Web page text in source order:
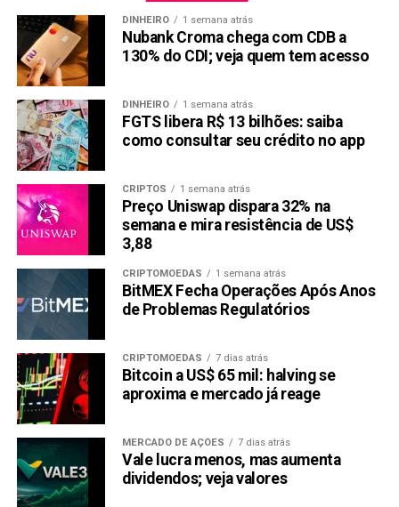
DINHEIRO 1 semana atrás
Nubank Croma chega com CDB a
130% do CDI; veja quem tem acesso
DINHEIRO 1 semana atrás
FGTS libera R$ 13 bilhões: saiba
como consultar seu crédito no app
CRIPTOS 1 semana atrás
Preço Uniswap dispara 32% na
semana e mira resistência de US$
3,88
CRIPTOMOEDAS 1 semana atrás
BitMEX Fecha Operações Após Anos
de Problemas Regulatórios
CRIPTOMOEDAS 7 dias atrás
Bitcoin a US$ 65 mil: halving se
aproxima e mercado já reage
MERCADO DE AÇÕES 7 dias atrás
Vale lucra menos, mas aumenta
dividendos; veja valores